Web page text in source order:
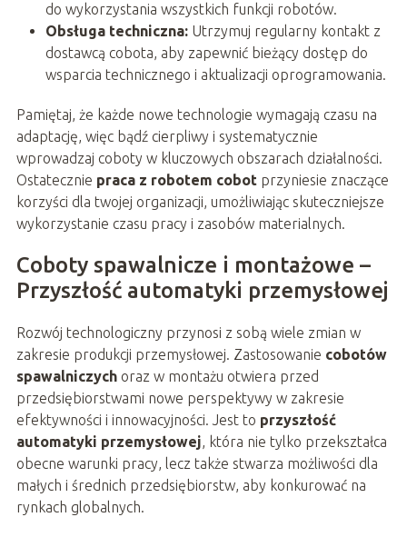
do wykorzystania wszystkich funkcji robotów.
Obsługa techniczna:Utrzymuj regularny kontakt z
dostawcą cobota, aby zapewnić bieżący dostęp do
wsparcia technicznego i aktualizacji oprogramowania.
Pamiętaj, że każde nowe technologie wymagają czasu na
adaptację, więc bądź cierpliwy i systematycznie
wprowadzaj coboty w kluczowych obszarach działalności.
Ostatecznie praca z robotem cobotprzyniesie znaczące
korzyści dla twojej organizacji, umożliwiając skuteczniejsze
wykorzystanie czasu pracy i zasobów materialnych.
Coboty spawalnicze i montażowe –
Przyszłość automatyki przemysłowej
Rozwój technologiczny przynosi z sobą wiele zmian w
zakresie produkcji przemysłowej. Zastosowanie cobotów
spawalniczychoraz w montażu otwiera przed
przedsiębiorstwami nowe perspektywy w zakresie
efektywności i innowacyjności. Jest to przyszłość
automatyki przemysłowej, która nie tylko przekształca
obecne warunki pracy, lecz także stwarza możliwości dla
małych i średnich przedsiębiorstw, aby konkurować na
rynkach globalnych.